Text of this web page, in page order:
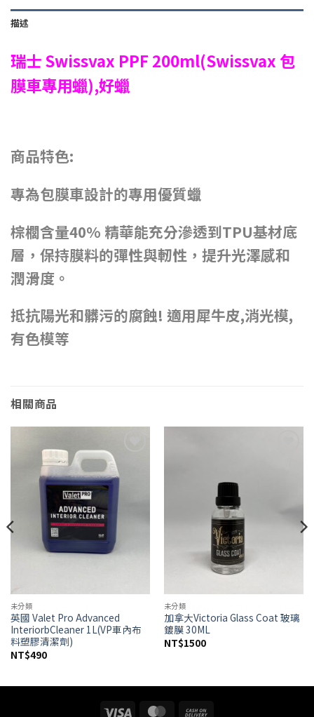
描述
瑞士 Swissvax PPF 200ml(Swissvax 包
膜車專用蠟),好蠟
商品特色:
專為包膜車設計的專用優質蠟
棕櫚含量40% 精華能充分滲透到TPU基材底
層，保持膜料的彈性與軔性，提升光澤感和
潤滑度。
抵抗陽光和髒污的腐蝕! 適用犀牛皮,消光模,
有色模等
相關商品
wishlist
未分類
英國 Valet Pro Advanced
InteriorbCleaner 1L(VP車內布
料塑膠清潔劑)
NT$490
未分類
加拿大Victoria Glass Coat 玻璃
鍍膜 30ML
NT$1500
Visa MasterCard